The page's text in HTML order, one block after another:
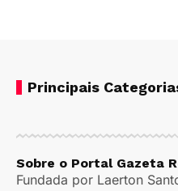
Principais
Sobre o Portal Gazeta
Fundada por Laerton